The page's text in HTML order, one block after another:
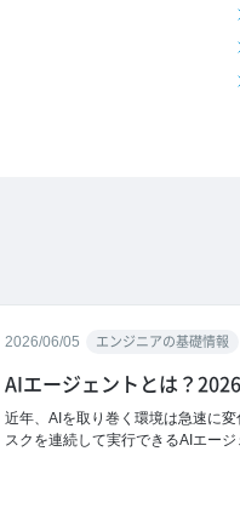
2026/06/05 エンジニアの基礎情報
AIエージェントとは？
近年、AIを取り巻く環境は急速に
スクを連続して実行できるAIエージ